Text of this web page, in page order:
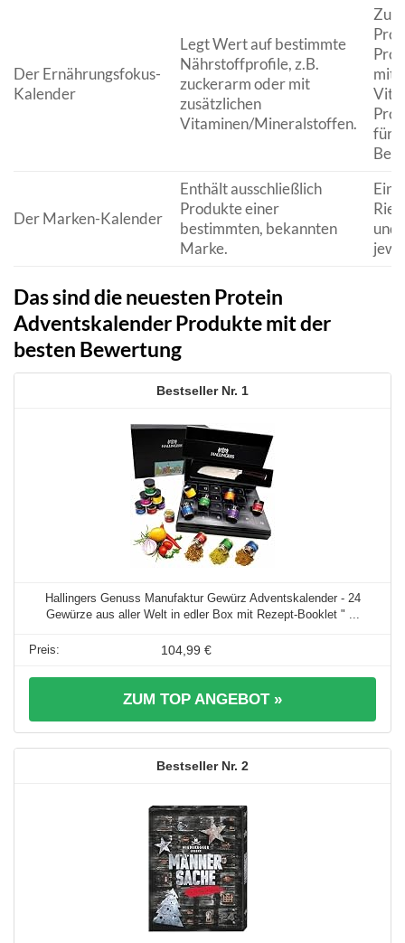
Der Ernährungsfokus-
Kalender
Legt Wert auf bestimmte
Nährstoffprofile, z.B.
zuckerarm oder mit
zusätzlichen
Vitaminen/Mineralstoffen.
für
Der Marken-Kalender
Enthält ausschließlich
Produkte einer
bestimmten, bekannten
Marke.
und
Das sind die neuesten Protein
Adventskalender Produkte mit der
besten Bewertung
1
Hallingers Genuss Manufaktur Gewürz Adventskalender - 24
Gewürze aus aller Welt in edler Box mit Rezept-Booklet " ...
104,99 €
ZUM TOP ANGEBOT »
2